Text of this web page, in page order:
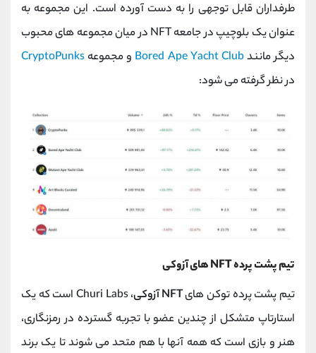
طرفداران قابل توجهی را به دست آورده است. این مجموعه به
عنوان یک بلوچیپ در جامعه NFT در میان مجموعه های محبوب
دیگر مانندBored Ape Yacht Club و مجموعه CryptoPunks
در نظر گرفته می شود:
تیم پشت پرده NFT های آزوکی
تیم پشت پرده توکن هایNFT آزوکی
، Churi Labs است که یک
استارتاپ متشکل از چندین عضو با تجربه گسترده در رمزنگاری،
هنر و بازی است که همه آنها با هم متحد می شوند تا یک برند